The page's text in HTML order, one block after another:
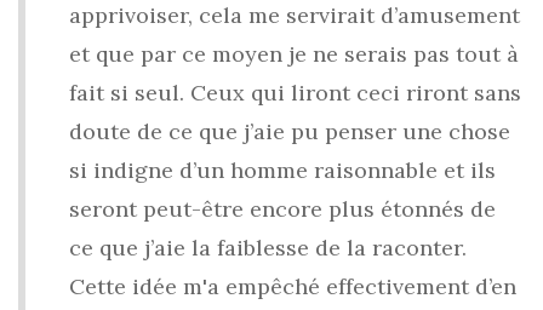
apprivoiser, cela me servirait d’amusement
et que par ce moyen je ne serais pas tout à
fait si seul. Ceux qui liront ceci riront sans
doute de ce que j’aie pu penser une chose
si indigne d’un homme raisonnable et ils
seront peut-être encore plus étonnés de
ce que j’aie la faiblesse de la raconter.
Cette idée m'a empêché effectivement d’en